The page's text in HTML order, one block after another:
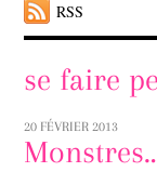
RSS
se faire
20 FÉVRIER 2013